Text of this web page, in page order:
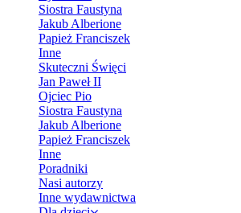
Siostra Faustyna
Jakub Alberione
Papież Franciszek
Inne
Skuteczni Święci
Jan Paweł II
Ojciec Pio
Siostra Faustyna
Jakub Alberione
Papież Franciszek
Inne
Poradniki
Nasi autorzy
Inne wydawnictwa